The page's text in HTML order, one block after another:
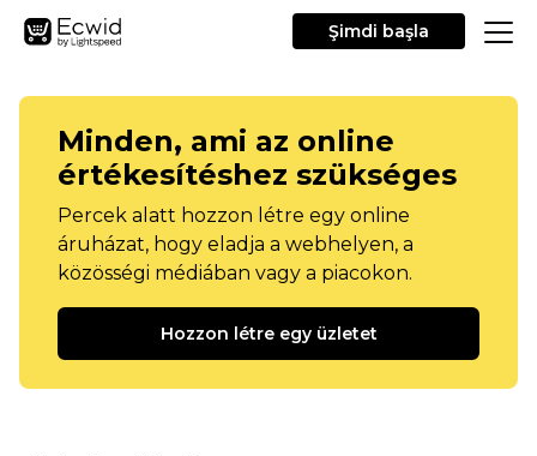
Şimdi başla
Minden, ami az online
értékesítéshez szükséges
Percek alatt hozzon létre egy online
áruházat, hogy eladja a webhelyen, a
közösségi médiában vagy a piacokon.
Hozzon létre egy üzletet